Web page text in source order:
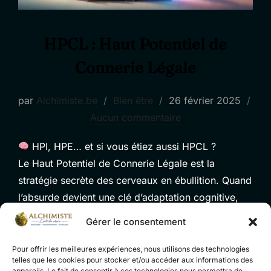
Gérer le consentement
Pour offrir les meilleures expériences, nous utilisons des technologies
telles que les cookies pour stocker et/ou accéder aux informations des
par Alchimiste.be Bien être
Publié
le
26 février 2025
Aucun commentaire
HPI, HPE… et si vous étiez aussi HPCL ?
Le Haut Potentiel de Connerie Légale est la
stratégie secrète des cerveaux en ébullition. Quand
l’absurde devient une clé d’adaptation cognitive,
l’humour sauve le génie de la surcharge mentale.
Découvrez comment le HPCL libère la